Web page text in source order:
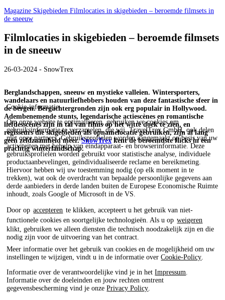
Cookie-informatie
Om onze website te optimaliseren, gebruiken we cookies om
gebruiksinformatie te verzamelen, die wij, TravelTrex GmbH, ook delen
met onze partners. Gebruiksprofielen worden aangemaakt op basis van uw
activiteiten met behulp van eindapparaat- en browserinformatie. Deze
gebruiksprofielen worden gebruikt voor statistische analyse, individuele
productaanbevelingen, geïndividualiseerde reclame en bereikmeting.
Hiervoor hebben wij uw toestemming nodig (op elk moment in te
trekken), wat ook de overdracht van bepaalde persoonlijke gegevens aan
derde aanbieders in derde landen buiten de Europese Economische Ruimte
inhoudt, zoals Google of Microsoft in de VS.
Door op accepteren te klikken, accepteert u het gebruik van niet-
functionele cookies en soortgelijke technologieën. Als u op weigeren
klikt, gebruiken we alleen diensten die technisch noodzakelijk zijn en die
nodig zijn voor de uitvoering van het contract.
Meer informatie over het gebruik van cookies en de mogelijkheid om uw
instellingen te wijzigen, vindt u in de informatie overCookie-Policy.
Informatie over de verantwoordelijke vind je in hetImpressum.
Informatie over de doeleinden en jouw rechten omtrent
gegevensbescherming vind je onzePrivacy Policy.
Magazine Skigebieden Filmlocaties in skigebieden – beroemde filmsets in
de sneeuw
Filmlocaties in skigebieden – beroemde filmsets
in de sneeuw
26-03-2024 - SnowTrex
Berglandschappen, sneeuw en mystieke valleien. Wintersporters,
wandelaars en natuurliefhebbers houden van deze fantastische sfeer in
de bergen. Bergachtergronden zijn ook erg populair in Hollywood.
Adembenemende stunts, legendarische actiescènes en romantische
liefdesscènes zijn in tal van films op het witte doek te zien, en
regisseurs die skigebieden als opnamelocatie gebruiken, zijn al lang
geen zeldzaamheid meer.SnowTrexkent de beroemdste flicks in een
prachtig winterlandschap.